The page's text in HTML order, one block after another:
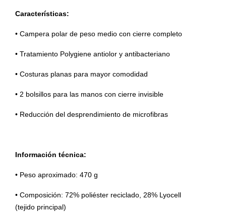
Características:
• Campera polar de peso medio con cierre completo
• Tratamiento Polygiene antiolor y antibacteriano
• Costuras planas para mayor comodidad
• 2 bolsillos para las manos con cierre invisible
• Reducción del desprendimiento de microfibras
Información técnica:
• Peso aproximado: 470 g
• Composición: 72% poliéster reciclado, 28% Lyocell
(tejido principal)